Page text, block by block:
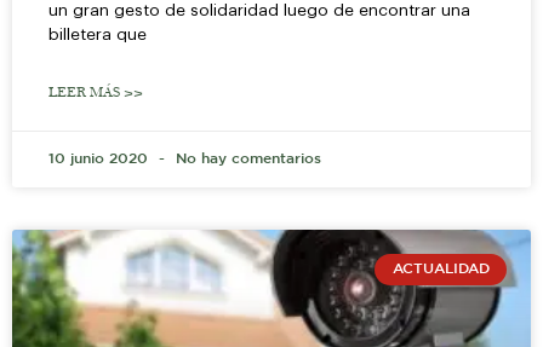
un gran gesto de solidaridad luego de encontrar una
billetera que
LEER MÁS >>
10 junio 2020 No hay comentarios
ACTUALIDAD